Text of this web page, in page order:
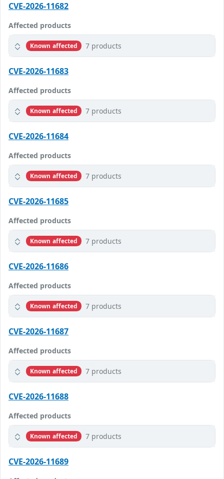
CVE-2026-11682
Affected products
Known affected 7 products
CVE-2026-11683
Affected products
Known affected 7 products
CVE-2026-11684
Affected products
Known affected 7 products
CVE-2026-11685
Affected products
Known affected 7 products
CVE-2026-11686
Affected products
Known affected 7 products
CVE-2026-11687
Affected products
Known affected 7 products
CVE-2026-11688
Affected products
Known affected 7 products
CVE-2026-11689